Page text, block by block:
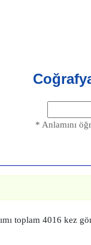
* Anlamını
toplam 4016 kez